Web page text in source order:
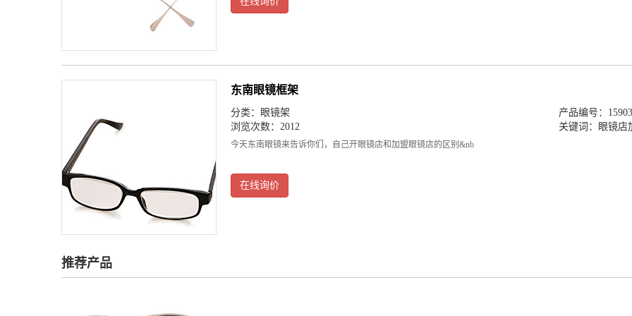
东南眼镜框架
分类： 眼镜架
产品编号：
浏览次数：2012
关键词： 眼镜店
今天东南眼镜来告诉你们，自己开眼镜店和加盟眼镜店的区别&nb
在线询价
推荐产品